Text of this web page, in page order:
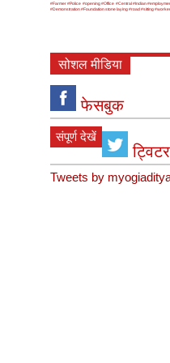
#Farmer #Police #opening #Office #Central #Indian
#Demonstration#Foundation stone laying#road#sitting#worker
सोशल मीडिया
फेसबुक
संपूर्ण देखें
Tweets by